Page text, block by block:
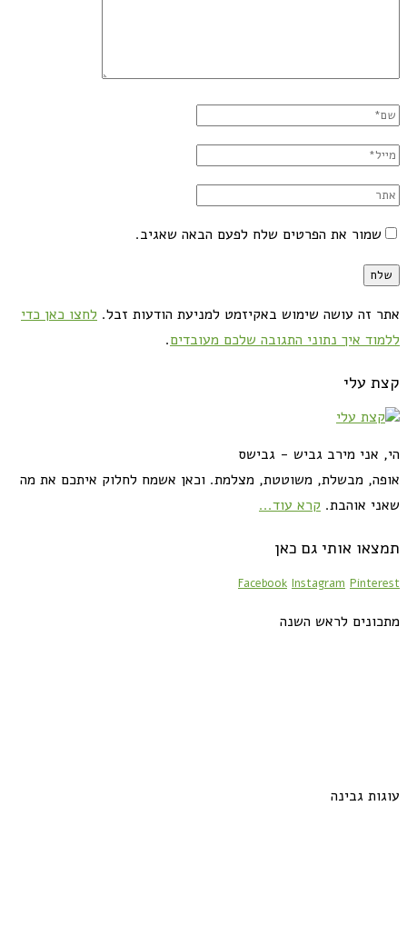
שמור את הפרטים שלח לפעם הבאה שאגיב.
אתר זה עושה שימוש באקיזמט למניעת הודעות זבל. לחצו כאן כדי
ללמוד איך נתוני התגובה שלכם מעובדים.
קצת עלי
הי, אני מירב גביש - גבישס
אופה, מבשלת, משוטטת, מצלמת. וכאן אשמח לחלוק איתכם את מה
שאני אוהבת. קרא עוד...
תמצאו אותי גם כאן
Facebook Instagram Pinterest
מתכונים לראש השנה
עוגות גבינה